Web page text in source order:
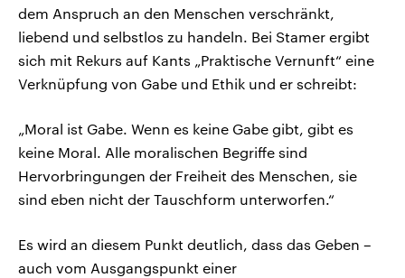
dem Anspruch an den Menschen verschränkt,
liebend und selbstlos zu handeln. Bei Stamer ergibt
sich mit Rekurs auf Kants „Praktische Vernunft“ eine
Verknüpfung von Gabe und Ethik und er schreibt:
„Moral ist Gabe. Wenn es keine Gabe gibt, gibt es
keine Moral. Alle moralischen Begriffe sind
Hervorbringungen der Freiheit des Menschen, sie
sind eben nicht der Tauschform unterworfen.“
Es wird an diesem Punkt deutlich, dass das Geben –
auch vom Ausgangspunkt einer